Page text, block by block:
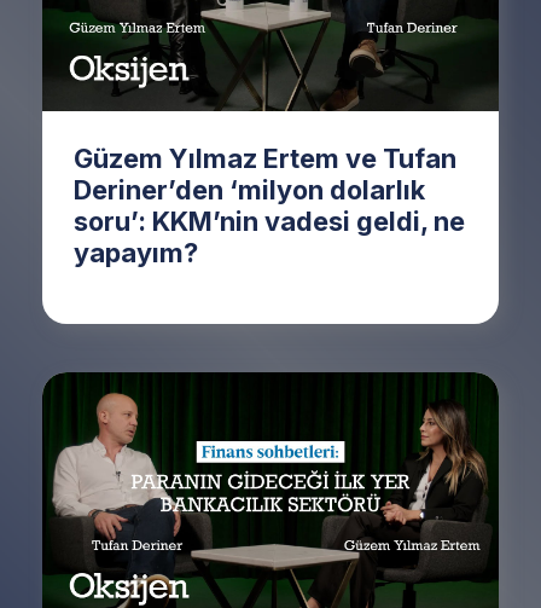
Güzem Yılmaz Ertem ve Tufan
Deriner’den ‘milyon dolarlık
soru’: KKM’nin vadesi geldi, ne
yapayım?